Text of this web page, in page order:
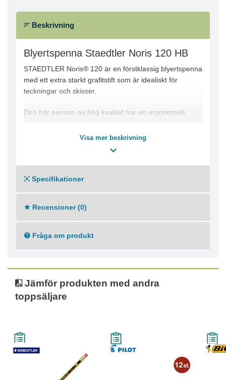
Beskrivning
Blyertspenna Staedtler Noris 120 HB
STAEDTLER Noris® 120 är en förstklassig blyertspenna
med ett extra starkt grafitstift som är idealiskt för
teckningar och skisser.
Den här pennan av hög kvalitet har en ergonomisk
STAEDTLER Noris® 120 har ett speciellt,
och enkel att vässa. Den är dessutom tillverkad av trä
från skogar med hållbar förvaltning, vilket gör den till ett
Passar att rita, skissa och skriva med
Starkt, sammanlänkat stift för längre hållbarhet
Kan enkelt vässas eller suddas ut
Stiftets diameter: 2 mm
Stifttyp: HB
Visa mer beskrivning
Specifikationer
Recensioner (0)
Fråga om produkt
Jämför produkten med andra
toppsäljare